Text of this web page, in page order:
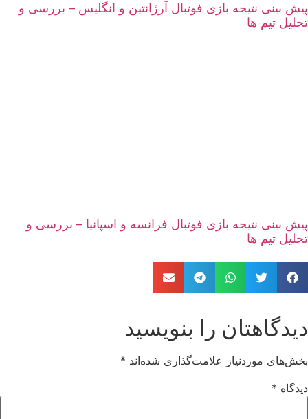
پیش بینی نتیجه بازی فوتبال آرژانتین و انگلیس – بررسی و
تحلیل تیم ها
پیش بینی نتیجه بازی فوتبال فرانسه و اسپانیا – بررسی و
تحلیل تیم ها
دیدگاهتان را بنویسید
بخش‌های موردنیاز علامت‌گذاری شده‌اند *
دیدگاه *